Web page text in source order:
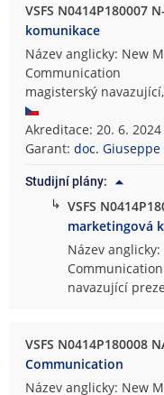
VSFS N0414P180007
komunikace
Název anglicky: New
Communication
magisterský
Akreditace: 20. 6.
Garant:doc. Giuseppe
Studijní plány:
↳ VSFS
marketingová
Název
Communication
navazující
VSFS N0414P180008
Communication
Název anglicky: New